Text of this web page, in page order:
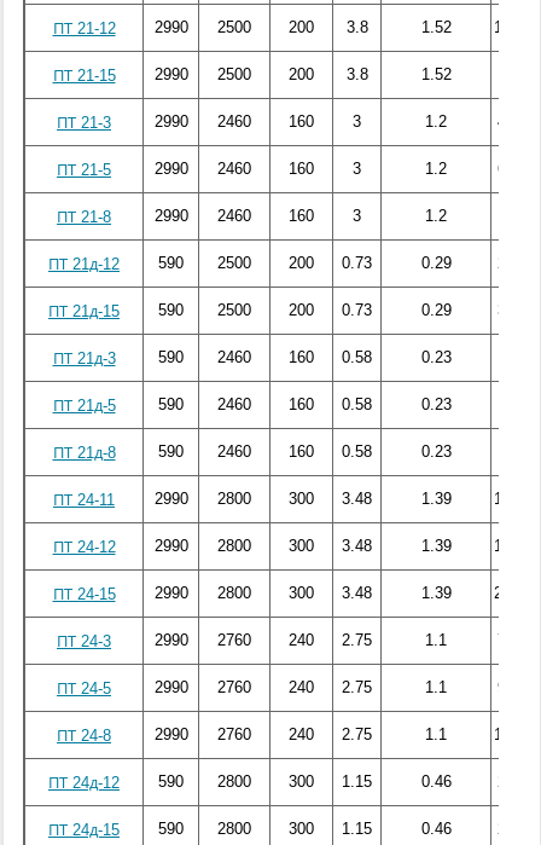
ПТ 21-12 2990 2500 200 3.8 1.52 125.24
ПТ 21-15 2990 2500 200 3.8 1.52
ПТ 21-3 2990 2460 160 3 1.2 40.22
ПТ 21-5 2990 2460 160 3 1.2 63.95
ПТ 21-8 2990 2460 160 3 1.2
ПТ 21д-12 590 2500 200 0.73 0.29 26.88
ПТ 21д-15 590 2500 200 0.73 0.29 32.08
ПТ 21д-3 590 2460 160 0.58 0.23
ПТ 21д-5 590 2460 160 0.58 0.23
ПТ 21д-8 590 2460 160 0.58 0.23
ПТ 24-11 2990 2800 300 3.48 1.39 150.29
ПТ 24-12 2990 2800 300 3.48 1.39 175.26
ПТ 24-15 2990 2800 300 3.48 1.39 203.42
ПТ 24-3 2990 2760 240 2.75 1.1 72.17
ПТ 24-5 2990 2760 240 2.75 1.1 99.27
ПТ 24-8 2990 2760 240 2.75 1.1 142.04
ПТ 24д-12 590 2800 300 1.15 0.46 27.28
ПТ 24д-15 590 2800 300 1.15 0.46 29.59